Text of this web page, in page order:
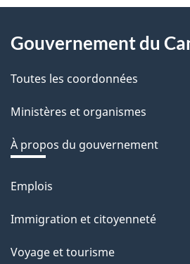
v
o
t
r
r
é
t
r
a
c
About
this
site
Gouvernement du
Toutes les coordonnées
Ministères et organismes
À propos du gouvernement
Thèmes
sujets
Emplois
Immigration et citoyenneté
Voyage et tourisme